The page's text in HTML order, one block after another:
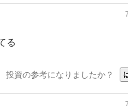
る
投資の参考になりましたか？